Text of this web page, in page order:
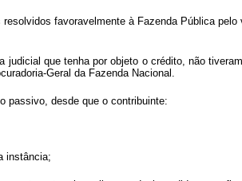
favoravelmente à Fazenda Pública pelo
que tenha por objeto o crédito, não
Geral da Fazenda Nacional.
passivo, desde que o contribuinte:
instância;